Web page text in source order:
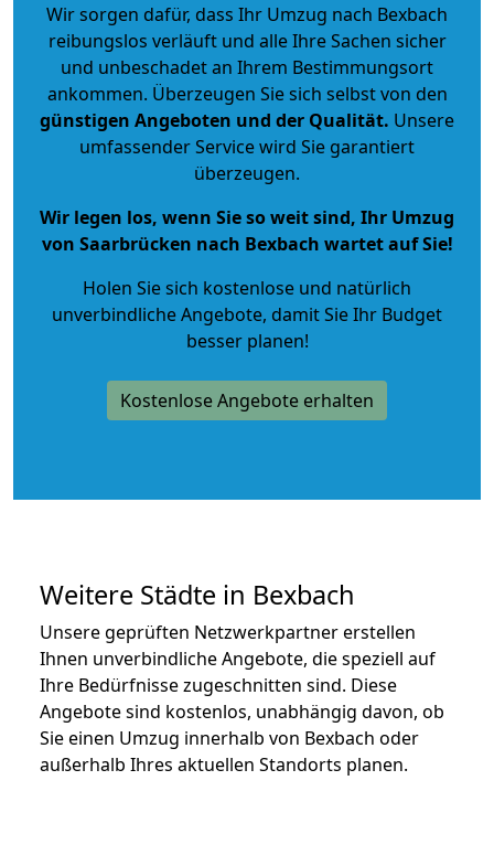
Wir sorgen dafür, dass Ihr Umzug nach Bexbach
reibungslos verläuft und alle Ihre Sachen sicher
und unbeschadet an Ihrem Bestimmungsort
ankommen. Überzeugen Sie sich selbst von den
günstigen Angeboten und der Qualität. Unsere
umfassender Service wird Sie garantiert
überzeugen.
Wir legen los, wenn Sie so weit sind, Ihr Umzug
von Saarbrücken nach Bexbach wartet auf Sie!
Holen Sie sich kostenlose und natürlich
unverbindliche Angebote, damit Sie Ihr Budget
besser planen!
Kostenlose Angebote erhalten
Weitere Städte in Bexbach
Unsere geprüften Netzwerkpartner erstellen
Ihnen unverbindliche Angebote, die speziell auf
Ihre Bedürfnisse zugeschnitten sind. Diese
Angebote sind kostenlos, unabhängig davon, ob
Sie einen Umzug innerhalb von Bexbach oder
außerhalb Ihres aktuellen Standorts planen.